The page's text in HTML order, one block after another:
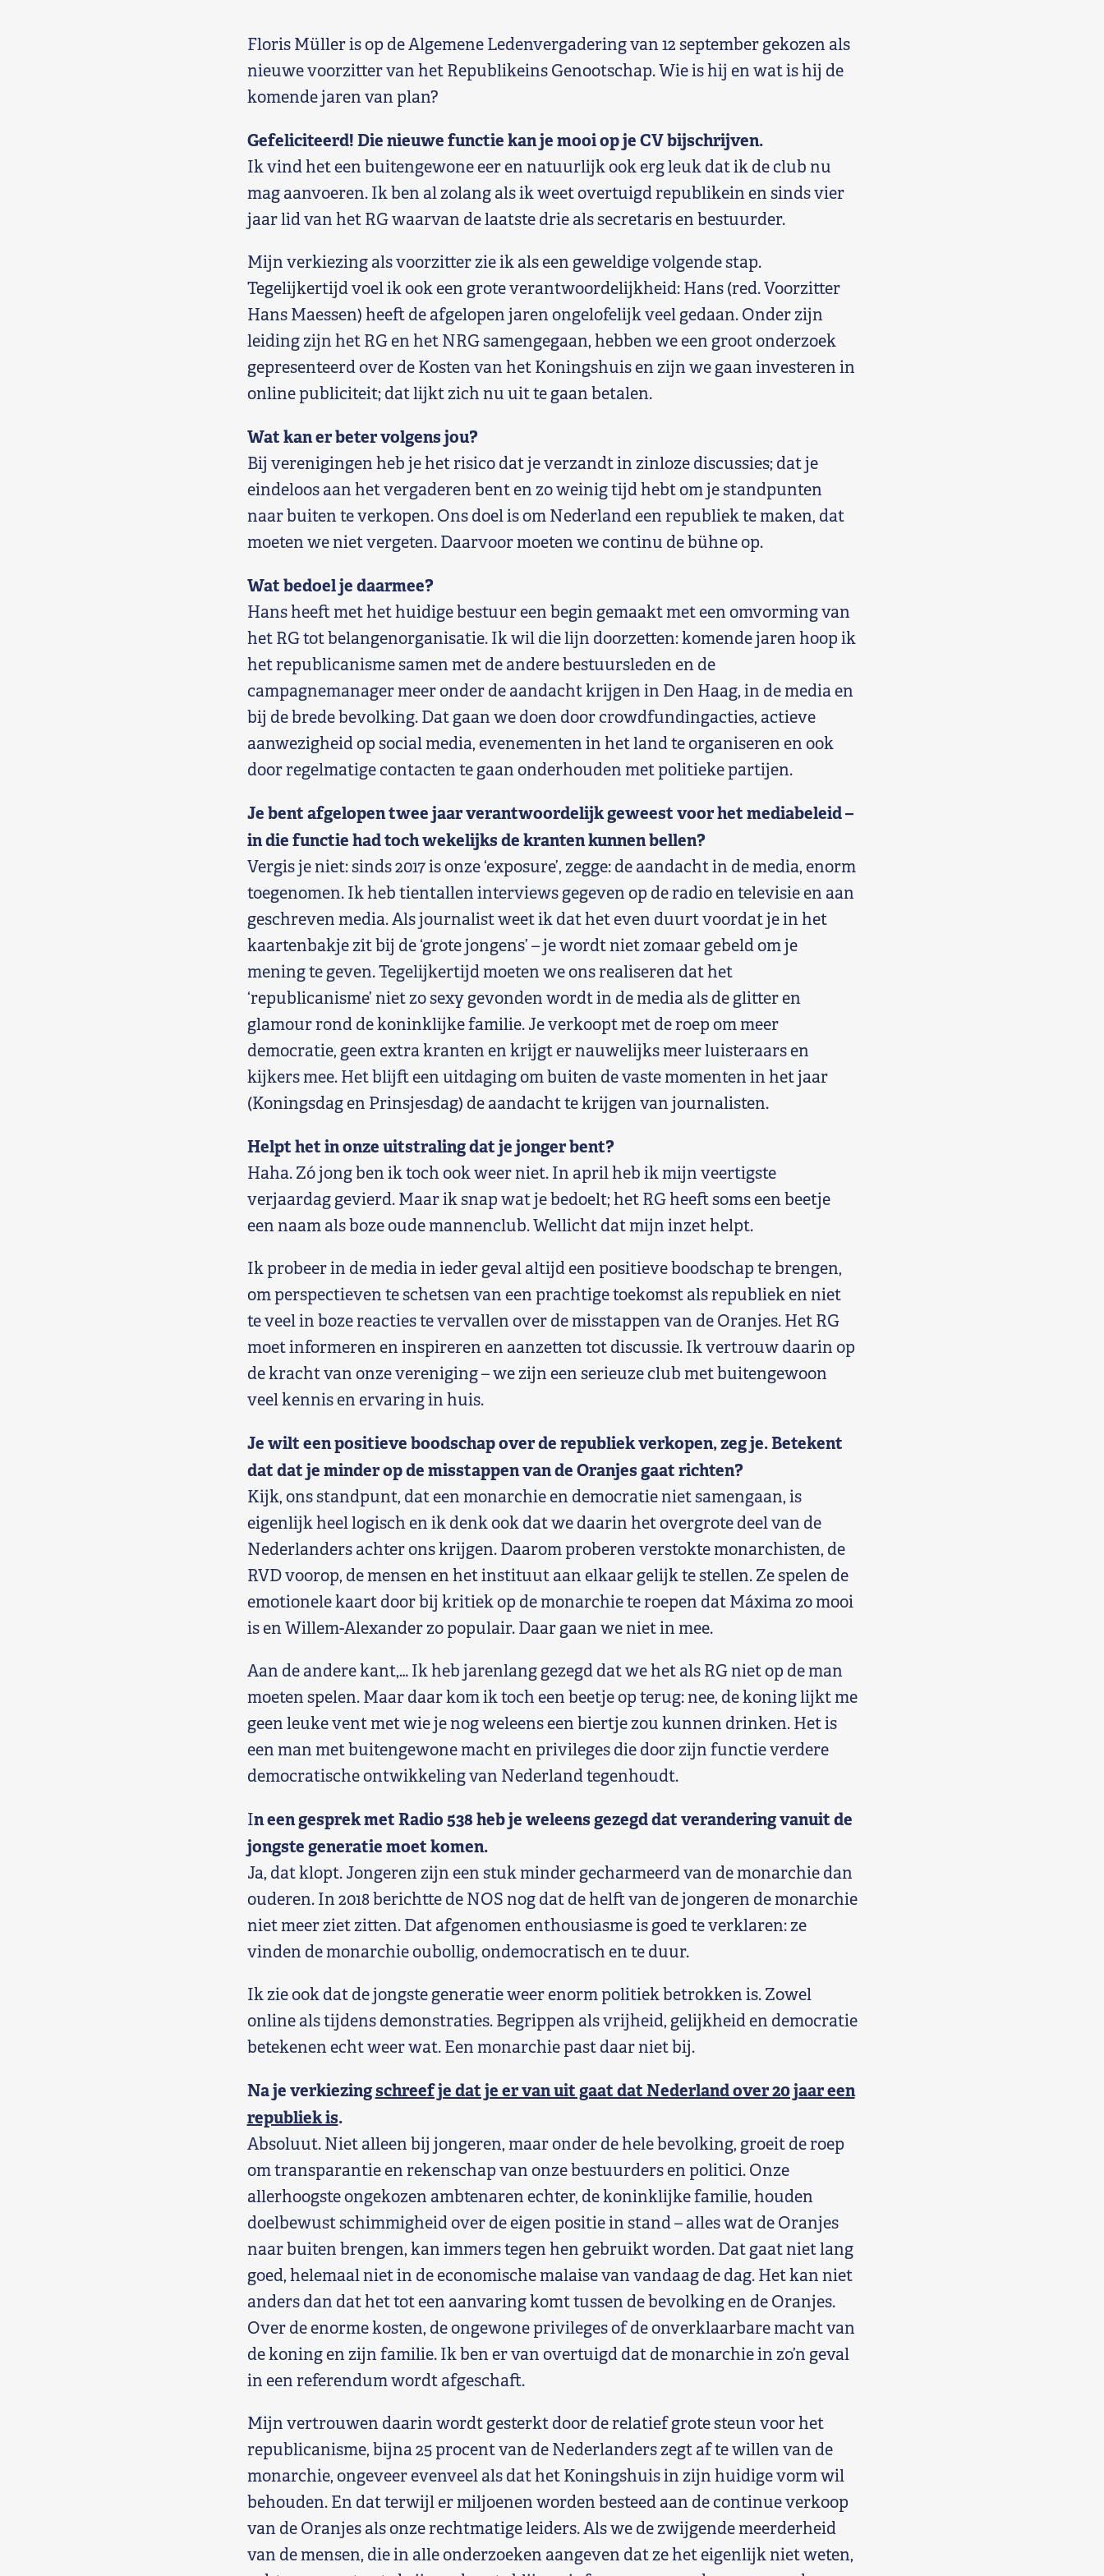
Floris Müller is op de Algemene Ledenvergadering van 12 september gekozen als
nieuwe voorzitter van het Republikeins Genootschap. Wie is hij en wat is hij de
komende jaren van plan?
Gefeliciteerd! Die nieuwe functie kan je mooi op je CV bijschrijven.
Ik vind het een buitengewone eer en natuurlijk ook erg leuk dat ik de club nu
mag aanvoeren. Ik ben al zolang als ik weet overtuigd republikein en sinds vier
jaar lid van het RG waarvan de laatste drie als secretaris en bestuurder.
Mijn verkiezing als voorzitter zie ik als een geweldige volgende stap.
Tegelijkertijd voel ik ook een grote verantwoordelijkheid: Hans (red. Voorzitter
Hans Maessen) heeft de afgelopen jaren ongelofelijk veel gedaan. Onder zijn
leiding zijn het RG en het NRG samengegaan, hebben we een groot onderzoek
gepresenteerd over de Kosten van het Koningshuis en zijn we gaan investeren in
online publiciteit; dat lijkt zich nu uit te gaan betalen.
Wat kan er beter volgens jou?
Bij verenigingen heb je het risico dat je verzandt in zinloze discussies; dat je
eindeloos aan het vergaderen bent en zo weinig tijd hebt om je standpunten
naar buiten te verkopen. Ons doel is om Nederland een republiek te maken, dat
moeten we niet vergeten. Daarvoor moeten we continu de bühne op.
Wat bedoel je daarmee?
Hans heeft met het huidige bestuur een begin gemaakt met een omvorming van
het RG tot belangenorganisatie. Ik wil die lijn doorzetten: komende jaren hoop ik
het republicanisme samen met de andere bestuursleden en de
campagnemanager meer onder de aandacht krijgen in Den Haag, in de media en
bij de brede bevolking. Dat gaan we doen door crowdfundingacties, actieve
aanwezigheid op social media, evenementen in het land te organiseren en ook
door regelmatige contacten te gaan onderhouden met politieke partijen.
Je bent afgelopen twee jaar verantwoordelijk geweest voor het mediabeleid –
in die functie had toch wekelijks de kranten kunnen bellen?
Vergis je niet: sinds 2017 is onze ‘exposure’, zegge: de aandacht in de media, enorm
toegenomen. Ik heb tientallen interviews gegeven op de radio en televisie en aan
geschreven media. Als journalist weet ik dat het even duurt voordat je in het
kaartenbakje zit bij de ‘grote jongens’ – je wordt niet zomaar gebeld om je
mening te geven. Tegelijkertijd moeten we ons realiseren dat het
‘republicanisme’ niet zo sexy gevonden wordt in de media als de glitter en
glamour rond de koninklijke familie. Je verkoopt met de roep om meer
democratie, geen extra kranten en krijgt er nauwelijks meer luisteraars en
kijkers mee. Het blijft een uitdaging om buiten de vaste momenten in het jaar
(Koningsdag en Prinsjesdag) de aandacht te krijgen van journalisten.
Helpt het in onze uitstraling dat je jonger bent?
Haha. Zó jong ben ik toch ook weer niet. In april heb ik mijn veertigste
verjaardag gevierd. Maar ik snap wat je bedoelt; het RG heeft soms een beetje
een naam als boze oude mannenclub. Wellicht dat mijn inzet helpt.
Ik probeer in de media in ieder geval altijd een positieve boodschap te brengen,
om perspectieven te schetsen van een prachtige toekomst als republiek en niet
te veel in boze reacties te vervallen over de misstappen van de Oranjes. Het RG
moet informeren en inspireren en aanzetten tot discussie. Ik vertrouw daarin op
de kracht van onze vereniging – we zijn een serieuze club met buitengewoon
veel kennis en ervaring in huis.
Je wilt een positieve boodschap over de republiek verkopen, zeg je. Betekent
dat dat je minder op de misstappen van de Oranjes gaat richten?
Kijk, ons standpunt, dat een monarchie en democratie niet samengaan, is
eigenlijk heel logisch en ik denk ook dat we daarin het overgrote deel van de
Nederlanders achter ons krijgen. Daarom proberen verstokte monarchisten, de
RVD voorop, de mensen en het instituut aan elkaar gelijk te stellen. Ze spelen de
emotionele kaart door bij kritiek op de monarchie te roepen dat Máxima zo mooi
is en Willem-Alexander zo populair. Daar gaan we niet in mee.
Aan de andere kant,… Ik heb jarenlang gezegd dat we het als RG niet op de man
moeten spelen. Maar daar kom ik toch een beetje op terug: nee, de koning lijkt me
geen leuke vent met wie je nog weleens een biertje zou kunnen drinken. Het is
een man met buitengewone macht en privileges die door zijn functie verdere
democratische ontwikkeling van Nederland tegenhoudt.
In een gesprek met Radio 538 heb je weleens gezegd dat verandering vanuit de
jongste generatie moet komen.
Ja, dat klopt. Jongeren zijn een stuk minder gecharmeerd van de monarchie dan
ouderen. In 2018 berichtte de NOS nog dat de helft van de jongeren de monarchie
niet meer ziet zitten. Dat afgenomen enthousiasme is goed te verklaren: ze
vinden de monarchie oubollig, ondemocratisch en te duur.
Ik zie ook dat de jongste generatie weer enorm politiek betrokken is. Zowel
online als tijdens demonstraties. Begrippen als vrijheid, gelijkheid en democratie
betekenen echt weer wat. Een monarchie past daar niet bij.
Na je verkiezingschreef je dat je er van uit gaat dat Nederland over 20 jaar een
republiek is.
Absoluut. Niet alleen bij jongeren, maar onder de hele bevolking, groeit de roep
om transparantie en rekenschap van onze bestuurders en politici. Onze
allerhoogste ongekozen ambtenaren echter, de koninklijke familie, houden
doelbewust schimmigheid over de eigen positie in stand – alles wat de Oranjes
naar buiten brengen, kan immers tegen hen gebruikt worden. Dat gaat niet lang
goed, helemaal niet in de economische malaise van vandaag de dag. Het kan niet
anders dan dat het tot een aanvaring komt tussen de bevolking en de Oranjes.
Over de enorme kosten, de ongewone privileges of de onverklaarbare macht van
de koning en zijn familie. Ik ben er van overtuigd dat de monarchie in zo’n geval
in een referendum wordt afgeschaft.
Mijn vertrouwen daarin wordt gesterkt door de relatief grote steun voor het
republicanisme, bijna 25 procent van de Nederlanders zegt af te willen van de
monarchie, ongeveer evenveel als dat het Koningshuis in zijn huidige vorm wil
behouden. En dat terwijl er miljoenen worden besteed aan de continue verkoop
van de Oranjes als onze rechtmatige leiders. Als we de zwijgende meerderheid
van de mensen, die in alle onderzoeken aangeven dat ze het eigenlijk niet weten,